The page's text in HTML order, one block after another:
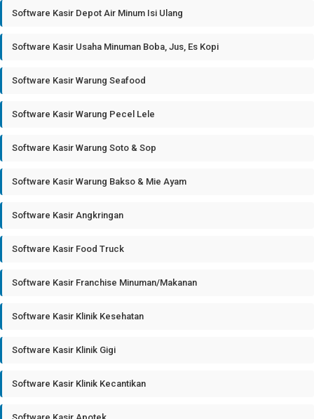
Software Kasir Depot Air Minum Isi Ulang
Software Kasir Usaha Minuman Boba, Jus, Es Kopi
Software Kasir Warung Seafood
Software Kasir Warung Pecel Lele
Software Kasir Warung Soto & Sop
Software Kasir Warung Bakso & Mie Ayam
Software Kasir Angkringan
Software Kasir Food Truck
Software Kasir Franchise Minuman/Makanan
Software Kasir Klinik Kesehatan
Software Kasir Klinik Gigi
Software Kasir Klinik Kecantikan